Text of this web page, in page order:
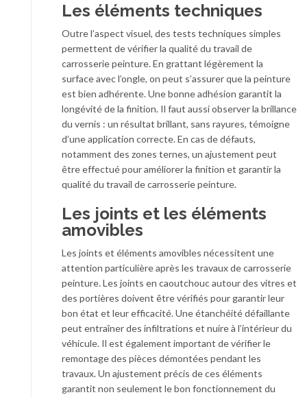
Les éléments techniques
Outre l’aspect visuel, des tests techniques simples
permettent de vérifier la qualité du travail de
carrosserie peinture. En grattant légèrement la
surface avec l’ongle, on peut s’assurer que la peinture
est bien adhérente. Une bonne adhésion garantit la
longévité de la finition. Il faut aussi observer la brillance
du vernis : un résultat brillant, sans rayures, témoigne
d’une application correcte. En cas de défauts,
notamment des zones ternes, un ajustement peut
être effectué pour améliorer la finition et garantir la
qualité du travail de carrosserie peinture.
Les joints et les éléments
amovibles
Les joints et éléments amovibles nécessitent une
attention particulière après les travaux de carrosserie
peinture. Les joints en caoutchouc autour des vitres et
des portières doivent être vérifiés pour garantir leur
bon état et leur efficacité. Une étanchéité défaillante
peut entraîner des infiltrations et nuire à l’intérieur du
véhicule. Il est également important de vérifier le
remontage des pièces démontées pendant les
travaux. Un ajustement précis de ces éléments
garantit non seulement le bon fonctionnement du